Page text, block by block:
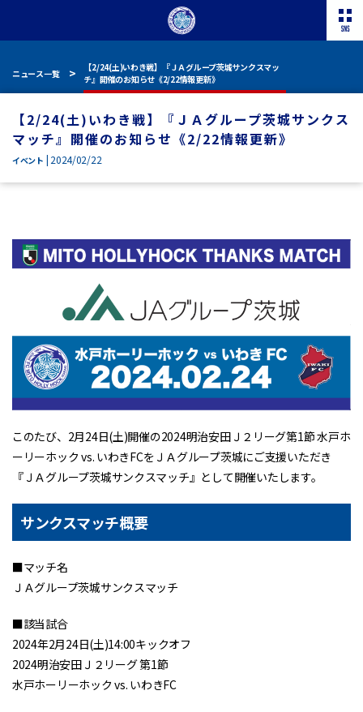
ニュース一覧
【2/24(土)いわき戦】『ＪＡグループ茨城サンクスマッ
チ』開催のお知らせ《2/22情報更新》
【2/24(土)いわき戦】『ＪＡグループ茨城サンクス
マッチ』開催のお知らせ《2/22情報更新》
イベント | 2024/02/22
このたび、2月24日(土)開催の2024明治安田Ｊ２リーグ第1節 水戸ホ
ーリーホック vs. いわきFCをＪＡグループ茨城にご支援いただき
『ＪＡグループ茨城サンクスマッチ』として開催いたします。
サンクスマッチ概要
■マッチ名
ＪＡグループ茨城サンクスマッチ
■該当試合
2024年2月24日(土)14:00キックオフ
2024明治安田Ｊ２リーグ 第1節
水戸ホーリーホック vs. いわきFC